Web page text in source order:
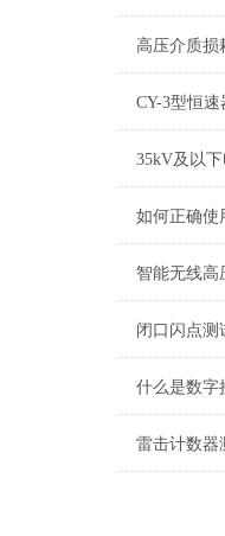
高压介质损
CY-3型恒速
什么是数字
雷击计数器